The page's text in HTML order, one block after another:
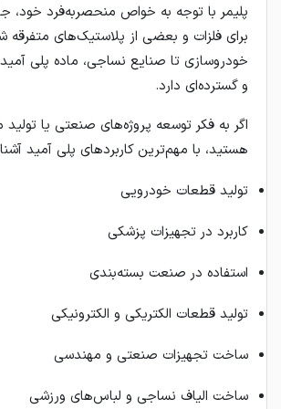
پلیمر با توجه به خواص منحصربه‌فرد خود،
برای فلزات و بعضی از پلاستیک‌های متفرقه
خودروسازی تا صنایع نساجی، ماده پلی
و گسترده‌ای دارد.
اگر به فکر توسعه پروژه‌های صنعتی یا
هستید، با مهم‌ترین کاربردهای پلی آمید
تولید قطعات خودرویی
کاربرد در تجهیزات پزشکی
استفاده در صنعت بسته‌بندی
تولید قطعات الکتریکی و الکترونیکی
ساخت تجهیزات صنعتی و مهندسی
ساخت الیاف نساجی و لباس‌های ورزشی